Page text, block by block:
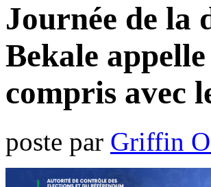
Journée de la
Bekale
compris avec
poste par Griffin